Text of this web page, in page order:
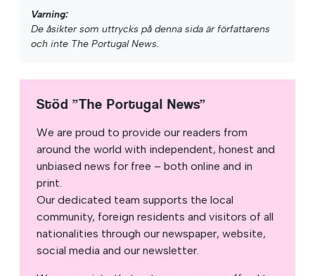
Varning:
De åsikter som uttrycks på denna sida är författarens
och inte The Portugal News.
Stöd ”The Portugal News”
We are proud to provide our readers from
around the world with independent, honest and
unbiased news for free – both online and in
print.
Our dedicated team supports the local
community, foreign residents and visitors of all
nationalities through our newspaper, website,
social media and our newsletter.